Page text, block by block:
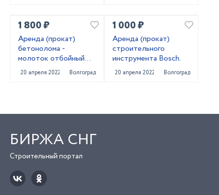
1 800 ₽
Аренда (прокат)
бетонолома -
молоток отбойный
Bosch
20 апреля 2022 Волгоград
1 000 ₽
Аренда (прокат)
строительного
инструмента Bosch.
20 апреля 2022 Волгоград
БИРЖА СНГ
Строительный портал